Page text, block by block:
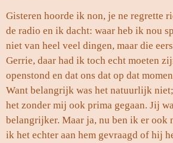
Gisteren hoorde ik non, je ne regrette
de radio en ik dacht: waar heb ik nou
niet van heel veel dingen, maar die
Gerrie, daar had ik toch echt moeten
openstond en dat ons dat op dat
Want belangrijk was het natuurlijk
het zonder mij ook prima gegaan. Jij
belangrijker. Maar ja, nu ben ik er ook
ik het echter aan hem gevraagd of hij